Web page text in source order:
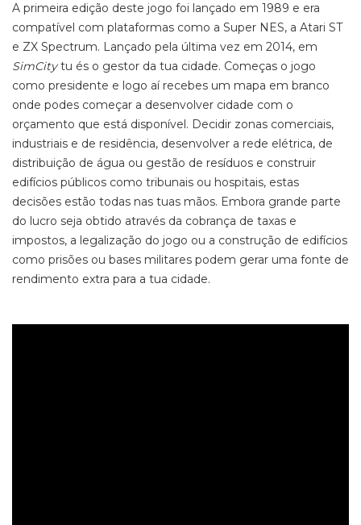
A primeira edição deste jogo foi lançado em 1989 e era
compatível com plataformas como a Super NES, a Atari ST
e ZX Spectrum. Lançado pela última vez em 2014, em
SimCitytu és o gestor da tua cidade. Começas o jogo
como presidente e logo aí recebes um mapa em branco
onde podes começar a desenvolver cidade com o
orçamento que está disponível. Decidir zonas comerciais,
industriais e de residência, desenvolver a rede elétrica, de
distribuição de água ou gestão de resíduos e construir
edifícios públicos como tribunais ou hospitais, estas
decisões estão todas nas tuas mãos. Embora grande parte
do lucro seja obtido através da cobrança de taxas e
impostos, a legalização do jogo ou a construção de edifícios
como prisões ou bases militares podem gerar uma fonte de
rendimento extra para a tua cidade.